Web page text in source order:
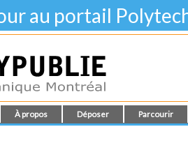
au portail
À propos Déposer Parcourir